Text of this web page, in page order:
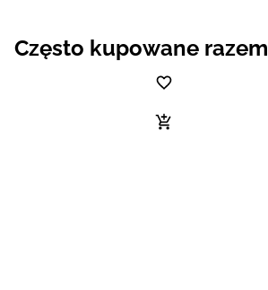
Często kupowane razem